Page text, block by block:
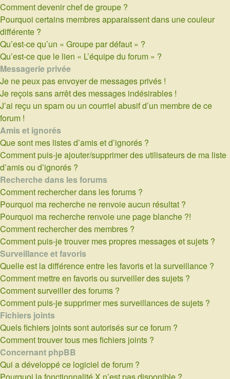
Comment devenir chef de groupe ?
Pourquoi certains membres apparaissent dans une couleur
différente ?
Qu’est-ce qu’un « Groupe par défaut » ?
Qu’est-ce que le lien « L’équipe du forum » ?
Messagerie privée
Je ne peux pas envoyer de messages privés !
Je reçois sans arrêt des messages indésirables !
J’ai reçu un spam ou un courriel abusif d’un membre de ce
forum !
Amis et ignorés
Que sont mes listes d’amis et d’ignorés ?
Comment puis-je ajouter/supprimer des utilisateurs de ma liste
d’amis ou d’ignorés ?
Recherche dans les forums
Comment rechercher dans les forums ?
Pourquoi ma recherche ne renvoie aucun résultat ?
Pourquoi ma recherche renvoie une page blanche ?!
Comment rechercher des membres ?
Comment puis-je trouver mes propres messages et sujets ?
Surveillance et favoris
Quelle est la différence entre les favoris et la surveillance ?
Comment mettre en favoris ou surveiller des sujets ?
Comment surveiller des forums ?
Comment puis-je supprimer mes surveillances de sujets ?
Fichiers joints
Quels fichiers joints sont autorisés sur ce forum ?
Comment trouver tous mes fichiers joints ?
Concernant phpBB
Qui a développé ce logiciel de forum ?